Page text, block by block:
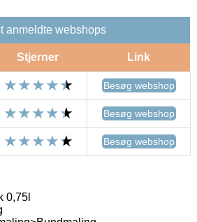
anmeldte webshops
Stjerner Link
Besøg webshop
Besøg webshop
Besøg webshop
0,75l